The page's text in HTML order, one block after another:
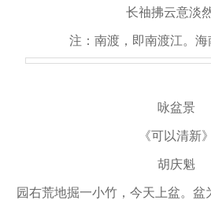
长䄂拂云意淡然
注：南渡，即南渡江。海
咏盆景
《可以清新》
胡庆魁
园右荒地掘一小竹，今天上盆。盆